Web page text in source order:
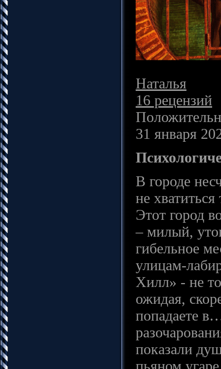
Наталья
16 рецензий
31 января
В городе
не
Этот город
– милый,
гибельное
улицам-
Хилл» - не
ожидая,
попадаете
показали